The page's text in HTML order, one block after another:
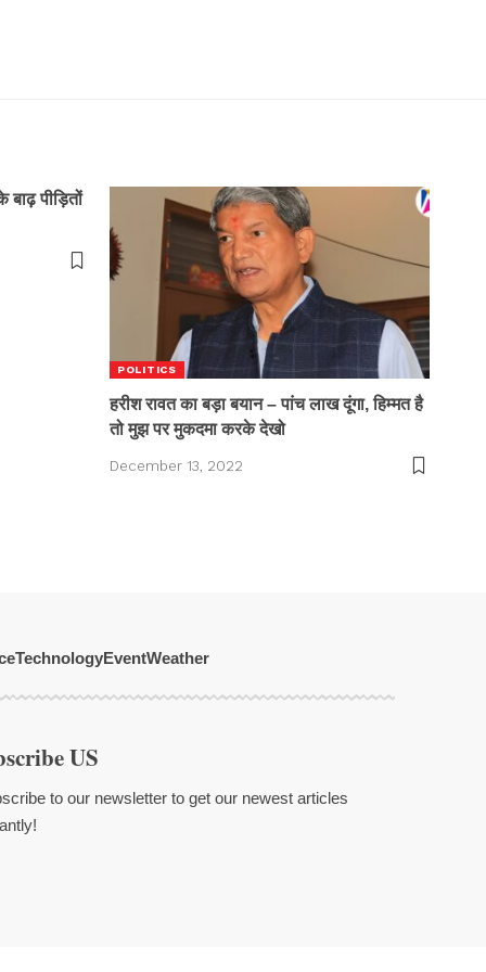
बाढ़ पीड़ितों
POLITICS
हरीश रावत का बड़ा बयान – पांच लाख दूंगा, हिम्मत है
तो मुझ पर मुकदमा करके देखो
December 13, 2022
TechnologyEventWeather
US
to our newsletter to get our newest articles